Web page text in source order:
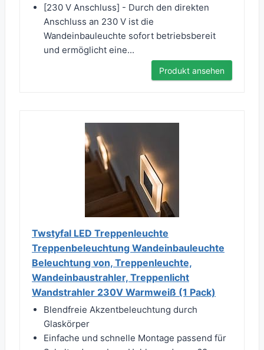
[230 V Anschluss] - Durch den direkten
Anschluss an 230 V ist die
Wandeinbauleuchte sofort betriebsbereit
und ermöglicht eine...
Produkt ansehen
Twstyfal LED Treppenleuchte
Treppenbeleuchtung Wandeinbauleuchte
Beleuchtung von, Treppenleuchte,
Wandeinbaustrahler, Treppenlicht
Wandstrahler 230V Warmweiß (1 Pack)
Blendfreie Akzentbeleuchtung durch
Glaskörper
Einfache und schnelle Montage passend für